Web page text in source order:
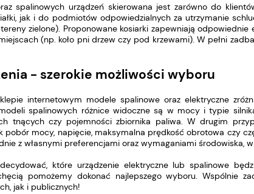
spalinowych urządzeń skierowana jest zarówno do
jak i do podmiotów odpowiedzialnych za utrzymanie
zielone). Proponowane kosiarki zapewniają
(np. koło pni drzew czy pod krzewami). W pełni
- szerokie możliwości wyboru
internetowym modele spalinowe oraz elektryczne
spalinowych różnice widoczne są w mocy i typie
tnących czy pojemności zbiornika paliwa. W drugim
mocy, napięcie, maksymalna prędkość obrotowa czy
z własnymi preferencjami oraz wymaganiami środowiska,
które urządzenie elektryczne lub spalinowe
pomożemy dokonać najlepszego wyboru. Wspólnie
jak i publicznych!